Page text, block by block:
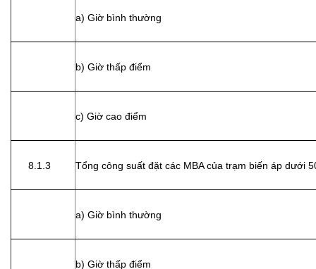
a) Giờ bình thường
b) Giờ thấp điểm
c) Giờ cao điểm
8.1.3 Tổng công suất đặt các MBA của trạm biến áp dưới
a) Giờ bình thường
b) Giờ thấp điểm